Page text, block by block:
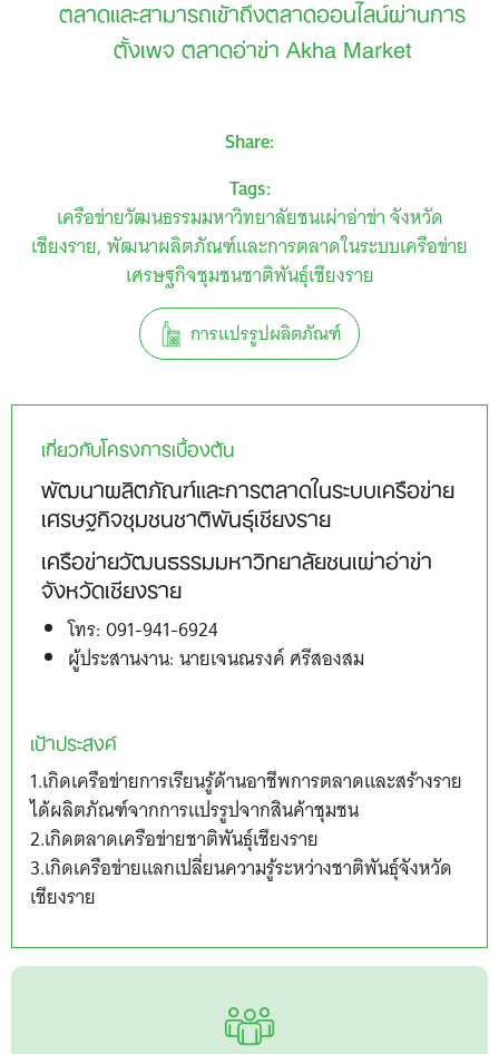
ตลาดและสามารถเข้าถึงตลาดออนไลน์ผ่านการ
ตั้งเพจ ตลาดอ่าข่า Akha Market
Share:
Tags:
เครือข่ายวัฒนธรรมมหาวิทยาลัยชนเผ่าอ่าข่า จังหวัด
เชียงราย พัฒนาผลิตภัณฑ์และการตลาดในระบบเครือข่าย
เศรษฐกิจชุมชนชาติพันธุ์เชียงราย
การแปรรูปผลิตภัณฑ์
เกี่ยวกับโครงการเบื้องต้น
พัฒนาผลิตภัณฑ์และการตลาดในระบบเครือข่าย
เศรษฐกิจชุมชนชาติพันธุ์เชียงราย
เครือข่ายวัฒนธรรมมหาวิทยาลัยชนเผ่าอ่าข่า
จังหวัดเชียงราย
โทร: 091-941-6924
ผู้ประสานงาน: นายเจนณรงค์ ศรีสองสม
เป้าประสงค์
1.เกิดเครือข่ายการเรียนรู้ด้านอาชีพการตลาดและสร้างราย
ได้ผลิตภัณฑ์จากการแปรรูปจากสินค้าชุมชน
2.เกิดตลาดเครือข่ายชาติพันธุ์เชียงราย
3.เกิดเครือข่ายแลกเปลี่ยนความรู้ระหว่างชาติพันธุ์จังหวัด
เชียงราย